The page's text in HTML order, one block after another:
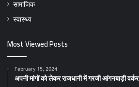
सामाजिक
स्वास्थ्य
Most Viewed Posts
February 15, 2024
अपनी मांगों को लेकर राजधानी में गरजी आंगनबाड़ी वर्कर